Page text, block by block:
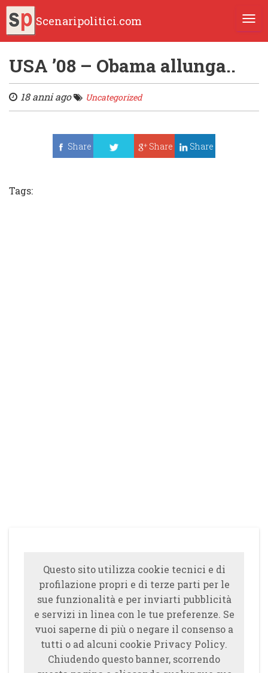
Scenaripolitici.com
USA ’08 – Obama allunga..
18 anni ago Uncategorized
Share
Share Share
Tags:
Questo sito utilizza cookie tecnici e di
profilazione propri e di terze parti per le
sue funzionalità e per inviarti pubblicità
e servizi in linea con le tue preferenze. Se
vuoi saperne di più o negare il consenso a
tutti o ad alcuni cookie Privacy Policy.
Chiudendo questo banner, scorrendo